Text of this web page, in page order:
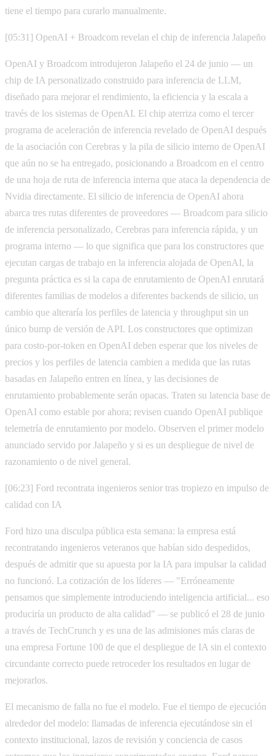
tiene el tiempo para curarlo manualmente.
[05:31] OpenAI + Broadcom revelan el chip de inferencia Jalapeño
OpenAI y Broadcom introdujeron Jalapeño el 24 de junio — un
chip de IA personalizado construido para inferencia de LLM,
diseñado para mejorar el rendimiento, la eficiencia y la escala a
través de los sistemas de OpenAI. El chip aterriza como el tercer
programa de aceleración de inferencia revelado de OpenAI después
de la asociación con Cerebras y la pila de silicio interno de OpenAI
que aún no se ha entregado, posicionando a Broadcom en el centro
de una hoja de ruta de inferencia interna que ataca la dependencia de
Nvidia directamente. El silicio de inferencia de OpenAI ahora
abarca tres rutas diferentes de proveedores — Broadcom para silicio
de inferencia personalizado, Cerebras para inferencia rápida, y un
programa interno — lo que significa que para los constructores que
ejecutan cargas de trabajo en la inferencia alojada de OpenAI, la
pregunta práctica es si la capa de enrutamiento de OpenAI enrutará
diferentes familias de modelos a diferentes backends de silicio, un
cambio que alteraría los perfiles de latencia y throughput sin un
único bump de versión de API. Los constructores que optimizan
para costo-por-token en OpenAI deben esperar que los niveles de
precios y los perfiles de latencia cambien a medida que las rutas
basadas en Jalapeño entren en línea, y las decisiones de
enrutamiento probablemente serán opacas. Traten su latencia base de
OpenAI como estable por ahora; revisen cuando OpenAI publique
telemetría de enrutamiento por modelo. Observen el primer modelo
anunciado servido por Jalapeño y si es un despliegue de nivel de
razonamiento o de nivel general.
[06:23] Ford recontrata ingenieros senior tras tropiezo en impulso de
calidad con IA
Ford hizo una disculpa pública esta semana: la empresa está
recontratando ingenieros veteranos que habían sido despedidos,
después de admitir que su apuesta por la IA para impulsar la calidad
no funcionó. La cotización de los líderes — "Erróneamente
pensamos que simplemente introduciendo inteligencia artificial... eso
produciría un producto de alta calidad" — se publicó el 28 de junio
a través de TechCrunch y es una de las admisiones más claras de
una empresa Fortune 100 de que el despliegue de IA sin el contexto
circundante correcto puede retroceder los resultados en lugar de
mejorarlos.
El mecanismo de falla no fue el modelo. Fue el tiempo de ejecución
alrededor del modelo: llamadas de inferencia ejecutándose sin el
contexto institucional, lazos de revisión y conciencia de casos